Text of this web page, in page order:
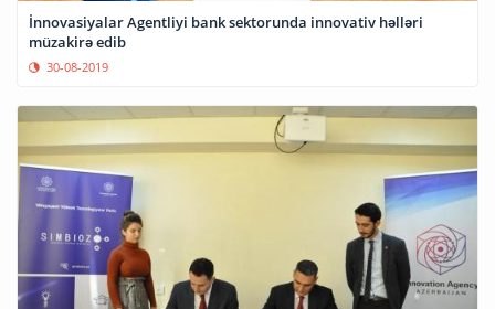
İnnovasiyalar Agentliyi bank sektorunda innovativ həlləri
müzakirə edib
30-08-2019